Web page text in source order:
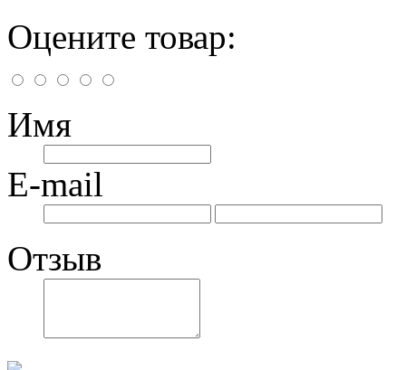
Оцените товар:
Имя
E-mail
Отзыв